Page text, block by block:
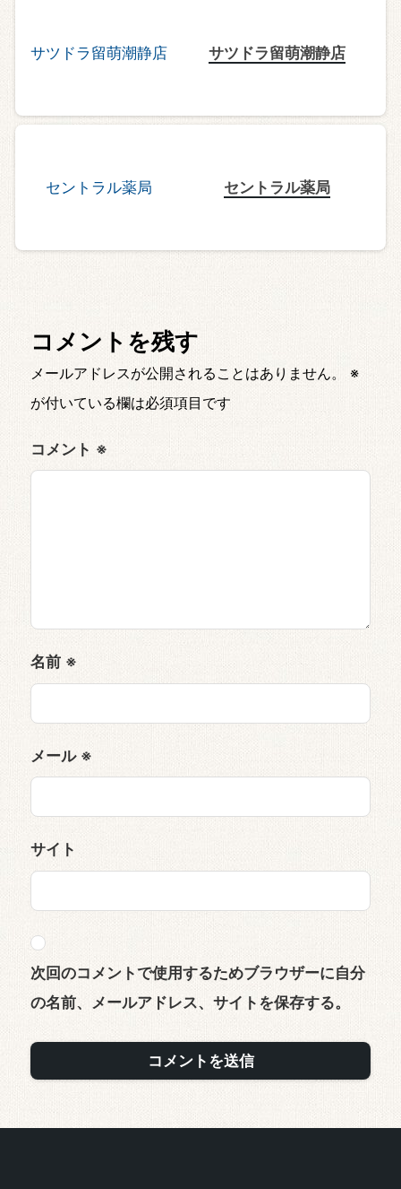
サツドラ留萌潮静店
セントラル薬局
コメントを残す
メールアドレスが公開されることはありません。
※
が付いている欄は必須項目です
コメント ※
名前 ※
メール ※
サイト
次回のコメントで使用するためブラウザーに自分
の名前、メールアドレス、サイトを保存する。